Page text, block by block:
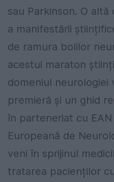
sau Parkinson. O
a manifestării
de ramura bolilor
acestui maraton
domeniul neurologiei
premieră și un ghid
în parteneriat cu EAN
Europeană de
veni în sprijinul
tratarea pacienților